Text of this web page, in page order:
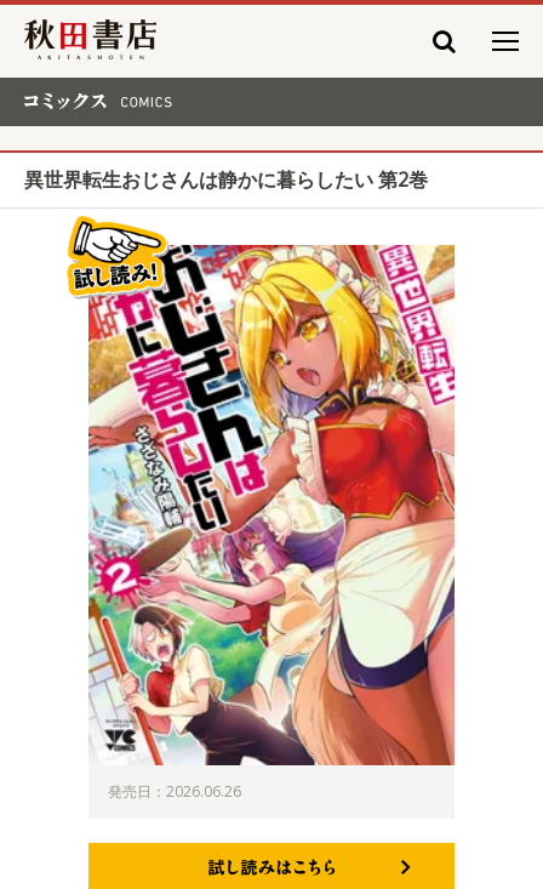
秋田書店
異世界転生おじさんは静かに暮らしたい 第2巻
発売日：2026.06.26